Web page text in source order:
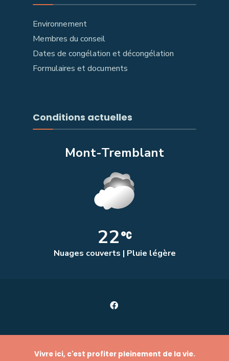
Environnement
Membres du conseil
Dates de congélation et décongélation
Formulaires et documents
Conditions actuelles
Mont-Tremblant
22
Nuages couverts | Pluie légère
Vivre ici, c'est profiter pleinement de la vie.